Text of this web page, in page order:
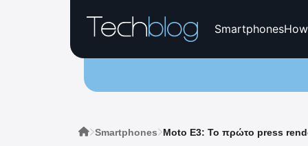
Smartphones
Smartphones Moto E3: Το πρώτο press